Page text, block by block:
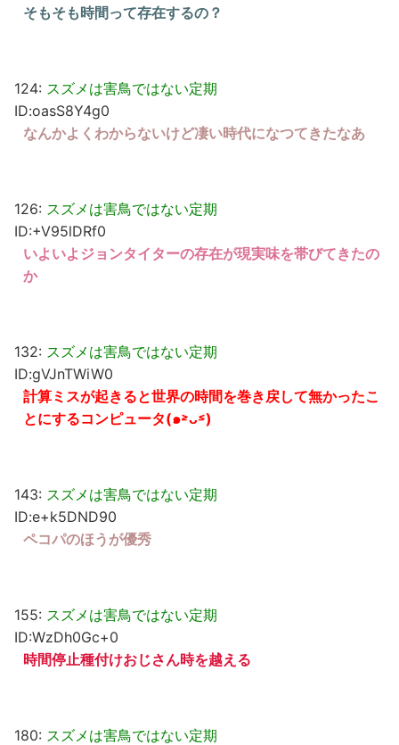
そもそも時間って存在するの？
124: スズメは害鳥ではない定期
ID:oasS8Y4g0
なんかよくわからないけど凄い時代になつてきたなあ
126: スズメは害鳥ではない定期
ID:+V95lDRf0
いよいよジョンタイターの存在が現実味を帯びてきたの
か
132: スズメは害鳥ではない定期
ID:gVJnTWiW0
計算ミスが起きると世界の時間を巻き戻して無かったこ
とにするコンピュータ(๑˃̵ᴗ˂̵)
143: スズメは害鳥ではない定期
ID:e+k5DND90
ペコパのほうが優秀
155: スズメは害鳥ではない定期
ID:WzDh0Gc+0
時間停止種付けおじさん時を越える
180: スズメは害鳥ではない定期